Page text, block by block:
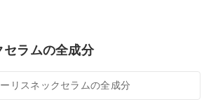
ラムの全成分
リスネックセラムの全成分